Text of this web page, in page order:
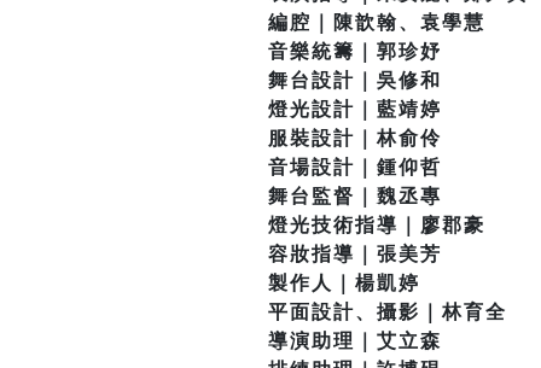
編腔｜陳歆翰、袁學慧
音樂統籌｜郭珍妤
舞台設計｜吳修和
燈光設計｜藍靖婷
服裝設計｜林俞伶
音場設計｜鍾仰哲
舞台監督｜魏丞專
燈光技術指導｜廖郡豪
容妝指導｜張美芳
製作人｜楊凱婷
平面設計、攝影｜林育全
導演助理｜艾立森